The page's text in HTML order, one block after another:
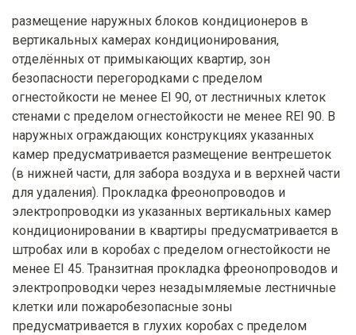
размещение наружных блоков кондиционеров в
вертикальных камерах кондиционирования,
отделённых от примыкающих квартир, зон
безопасности перегородками с пределом
огнестойкости не менее EI 90, от лестничных клеток
стенами с пределом огнестойкости не менее REI 90. В
наружных ограждающих конструкциях указанных
камер предусматривается размещение вентрешеток
(в нижней части, для забора воздуха и в верхней части
для удаления). Прокладка фреонопроводов и
электропроводки из указанных вертикальных камер
кондиционировании в квартиры предусматривается в
штробах или в коробах с пределом огнестойкости не
менее EI 45. Транзитная прокладка фреонопроводов и
электропроводки через незадымляемые лестничные
клетки или пожаробезопасные зоны
предусматривается в глухих коробах с пределом